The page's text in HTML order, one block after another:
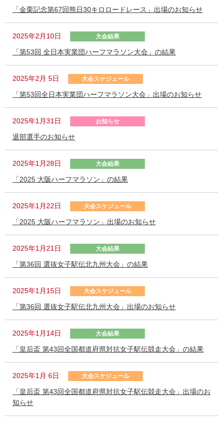
「金栗記念第67回熊日30キロロードレース」出場のお知らせ
2025年2月10日 大会結果
「第53回 全日本実業団ハーフマラソン大会」の結果
2025年2月 5日 大会スケジュール
「第53回全日本実業団ハーフマラソン大会」出場のお知らせ
2025年1月31日 お知らせ
退部選手のお知らせ
2025年1月28日 大会結果
「2025 大阪ハーフマラソン」の結果
2025年1月22日 大会スケジュール
「2025 大阪ハーフマラソン」出場のお知らせ
2025年1月21日 大会結果
「第36回 選抜女子駅伝北九州大会」の結果
2025年1月15日 大会スケジュール
「第36回 選抜女子駅伝北九州大会」出場のお知らせ
2025年1月14日 大会結果
「皇后盃 第43回全国都道府県対抗女子駅伝競走大会」の結果
2025年1月 6日 大会スケジュール
「皇后盃 第43回全国都道府県対抗女子駅伝競走大会」出場のお
知らせ